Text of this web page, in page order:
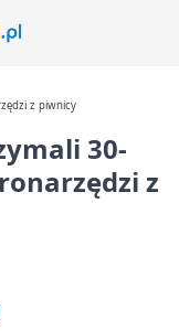
z piwnicy
30-
z